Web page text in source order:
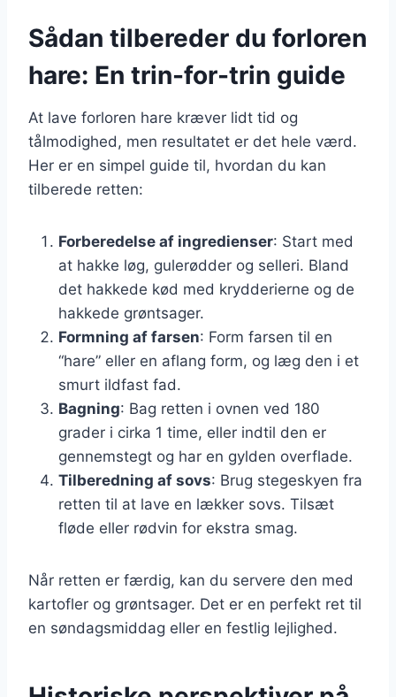
Sådan tilbereder du forloren
hare: En trin-for-trin guide
At lave forloren hare kræver lidt tid og
tålmodighed, men resultatet er det hele værd.
Her er en simpel guide til, hvordan du kan
tilberede retten:
Forberedelse af ingredienser: Start med
at hakke løg, gulerødder og selleri. Bland
det hakkede kød med krydderierne og de
hakkede grøntsager.
Formning af farsen: Form farsen til en
“hare” eller en aflang form, og læg den i et
smurt ildfast fad.
Bagning: Bag retten i ovnen ved 180
grader i cirka 1 time, eller indtil den er
gennemstegt og har en gylden overflade.
Tilberedning af sovs: Brug stegeskyen fra
retten til at lave en lækker sovs. Tilsæt
fløde eller rødvin for ekstra smag.
Når retten er færdig, kan du servere den med
kartofler og grøntsager. Det er en perfekt ret til
en søndagsmiddag eller en festlig lejlighed.